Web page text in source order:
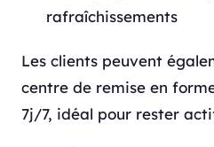
rafraîchissements
Les clients peuvent
centre de remise en
7j/7, idéal pour rester